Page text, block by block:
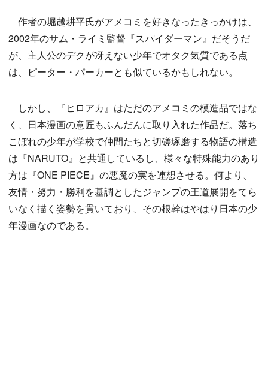
作者の堀越耕平氏がアメコミを好きなったきっかけは、
2002年のサム・ライミ監督『スパイダーマン』だそうだ
が、主人公のデクが冴えない少年でオタク気質である点
は、ピーター・パーカーとも似ているかもしれない。
しかし、『ヒロアカ』はただのアメコミの模造品ではな
く、日本漫画の意匠もふんだんに取り入れた作品だ。落ち
こぼれの少年が学校で仲間たちと切磋琢磨する物語の構造
は『NARUTO』と共通しているし、様々な特殊能力のあり
方は『ONE PIECE』の悪魔の実を連想させる。何より、
友情・努力・勝利を基調としたジャンプの王道展開をてら
いなく描く姿勢を貫いており、その根幹はやはり日本の少
年漫画なのである。